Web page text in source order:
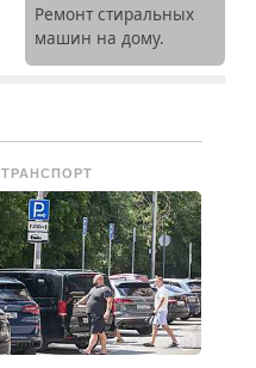
Ремонт стиральных
машин на дому.
Выезд и диагностика
ТРАНСПОРТ